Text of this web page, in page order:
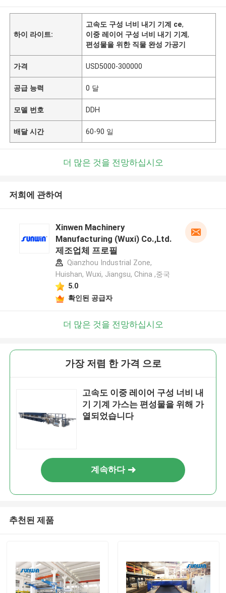
하이 라이트:
고속도 구성 너비 내기 기계 ce,
이중 레이어 구성 너비 내기 기계,
편성물을 위한 직물 완성 가공기
가격 USD5000-300000
공급 능력 0 달
모델 번호 DDH
배달 시간 60-90 일
더 많은 것을 전망하십시오
저희에 관하여
Xinwen Machinery
Manufacturing (Wuxi) Co.,Ltd.
제조업체 프로필
Qianzhou Industrial Zone,
Huishan, Wuxi, Jiangsu, China ,중국
5.0
확인된 공급자
더 많은 것을 전망하십시오
가장 저렴 한 가격 으로
고속도 이중 레이어 구성 너비 내
기 기계 가스는 편성물을 위해 가
열되었습니다
계속하다
추천된 제품